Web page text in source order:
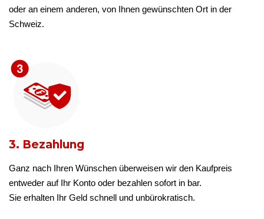
oder an einem anderen, von Ihnen gewünschten Ort in der
Schweiz.
3. Bezahlung
Ganz nach Ihren Wünschen überweisen wir den Kaufpreis
entweder auf Ihr Konto oder bezahlen sofort in bar.
Sie erhalten Ihr Geld schnell und unbürokratisch.